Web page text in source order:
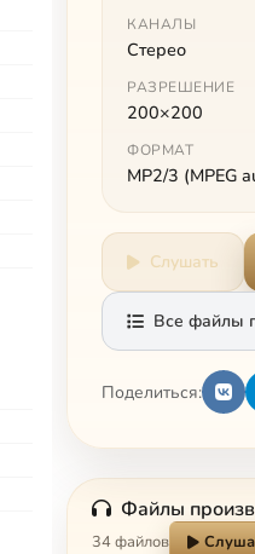
КАНАЛЫ
Стерео
РАЗРЕШЕНИЕ
200×200
ФОРМАТ
MP2/3 (MPEG
Слушать
Все файлы
Поделиться:
Файлы
34 файлов